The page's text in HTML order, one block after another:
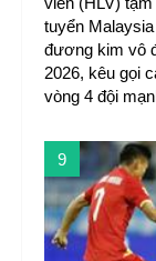
tuyển
đương kim vô
2026, kêu gọi
vòng 4 đội
9